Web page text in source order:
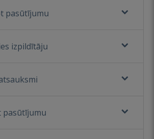
pasūtījumu
izpildītāju
pasūtījumu